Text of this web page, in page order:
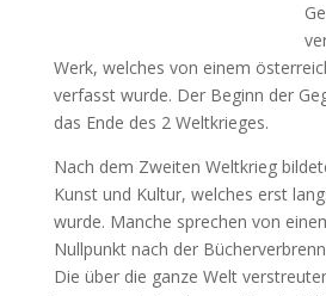
Werk, welches von einem
verfasst wurde. Der Beginn der
das Ende des 2 Weltkrieges.
Nach dem Zweiten Weltkrieg
Kunst und Kultur, welches erst
wurde. Manche sprechen von
Nullpunkt nach der
Die über die ganze Welt